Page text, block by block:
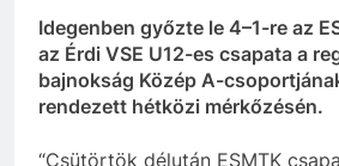
Idegenben győzte le 4–1-re az
az Érdi VSE U12-es csapata a
bajnokság Közép A-
rendezett hétközi mérkőzésén.
“Csütörtök délután ESMTK